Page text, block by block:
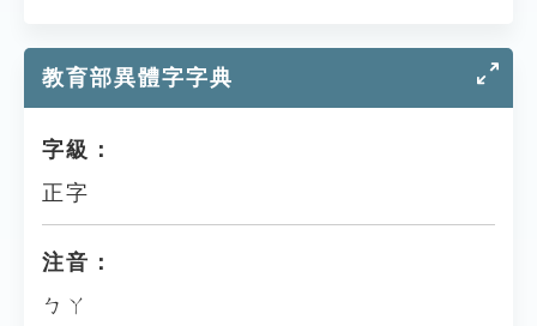
教育部異體字字典
字級：
正字
注音：
ㄅㄚ